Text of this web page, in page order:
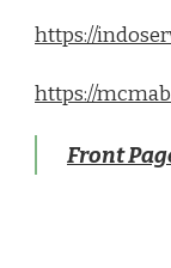
https://
https://
Front